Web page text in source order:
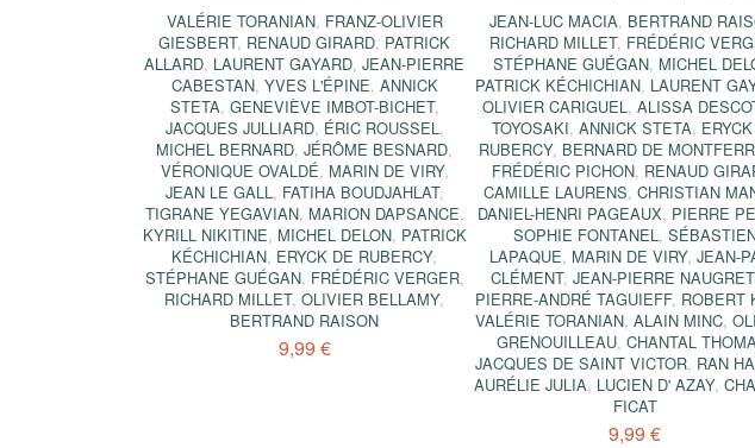
VALÉRIE TORANIAN, FRANZ-OLIVIER
GIESBERT, RENAUD GIRARD, PATRICK
ALLARD, LAURENT GAYARD,JEAN-PIERRE
CABESTAN, YVES L'ÉPINE, ANNICK
STETA, GENEVIÈVE IMBOT-BICHET,
JACQUES JULLIARD, ÉRIC ROUSSEL ,
MICHEL BERNARD,JÉRÔME BESNARD,
VÉRONIQUE OVALDÉ, MARIN DE VIRY,
JEAN LE GALL , FATIHA BOUDJAHLAT,
TIGRANE YEGAVIAN, MARION DAPSANCE,
KYRILL NIKITINE, MICHEL DELON, PATRICK
KÉCHICHIAN, ERYCK DE RUBERCY,
STÉPHANE GUÉGAN, FRÉDÉRIC VERGER,
RICHARD MILLET,OLIVIER BELLAMY,
BERTRAND RAISON
9,99 €
JEAN-LUC MACIA, BERTRAND
RICHARD MILLET, FRÉDÉRIC
STÉPHANE GUÉGAN, MICHEL
PATRICK KÉCHICHIAN, LAURENT
OLIVIER CARIGUEL ,ALISSA
TOYOSAKI, ANNICK STETA,
RUBERCY, BERNARD DE
FRÉDÉRIC PICHON, RENAUD
CAMILLE LAURENS, CHRISTIAN
DANIEL-HENRI PAGEAUX, PIERRE
SOPHIE FONTANEL ,
LAPAQUE, MARIN DE VIRY,JEAN-
CLÉMENT, JEAN-PIERRE
PIERRE-ANDRÉ TAGUIEFF, ROBERT
VALÉRIE TORANIAN,ALAIN MINC,
GRENOUILLEAU,CHANTAL
JACQUES DE SAINT VICTOR, RAN
AURÉLIE JULIA, LUCIEN D' AZAY,
FICAT
9,99 €